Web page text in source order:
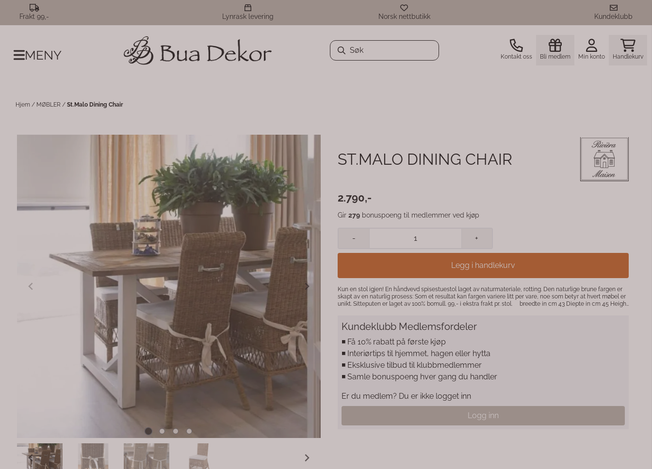
Hopp til innhold
Frakt 99,- Lynrask levering Norsk nettbutikk Kundeklubb
MENY Kontakt oss Bli medlem Min konto Handlekurv
Hjem / MØBLER / St.Malo Dining Chair
ST.MALO DINING CHAIR
2.790,-
Gir 279 bonuspoeng til medlemmer ved kjøp
- +
Legg i handlekurv
Kun en stol igjen! En håndvevd spisestuestol laget av naturmateriale, rotting. Den naturlige brune fargen er
skapt av en naturlig prosess: Som et resultat kan fargen variere litt per vare, noe som betyr at hvert møbel er
unikt. Sitteputen er laget av 100% bomull. 99,- i ekstra frakt pr. stol. breedte in cm 43 Diepte in cm 45 Height
Kundeklubb Medlemsfordeler
◾️ Få 10% rabatt på første kjøp
◾️ Interiørtips til hjemmet, hagen eller hytta
◾️ Eksklusive tilbud til klubbmedlemmer
◾️ Samle bonuspoeng hver gang du handler
Er du medlem? Du er ikke logget inn
Logg inn